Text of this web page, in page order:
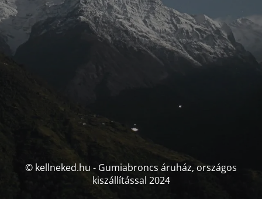
© kellneked.hu - Gumiabroncs áruház, országos
kiszállítással 2024